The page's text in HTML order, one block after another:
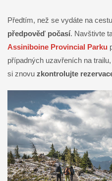
Předtím, než se vydáte na
předpověď počasí. Navštivte
Assiniboine Provincial Parku
případných uzavřeních na
si znovu zkontrolujte